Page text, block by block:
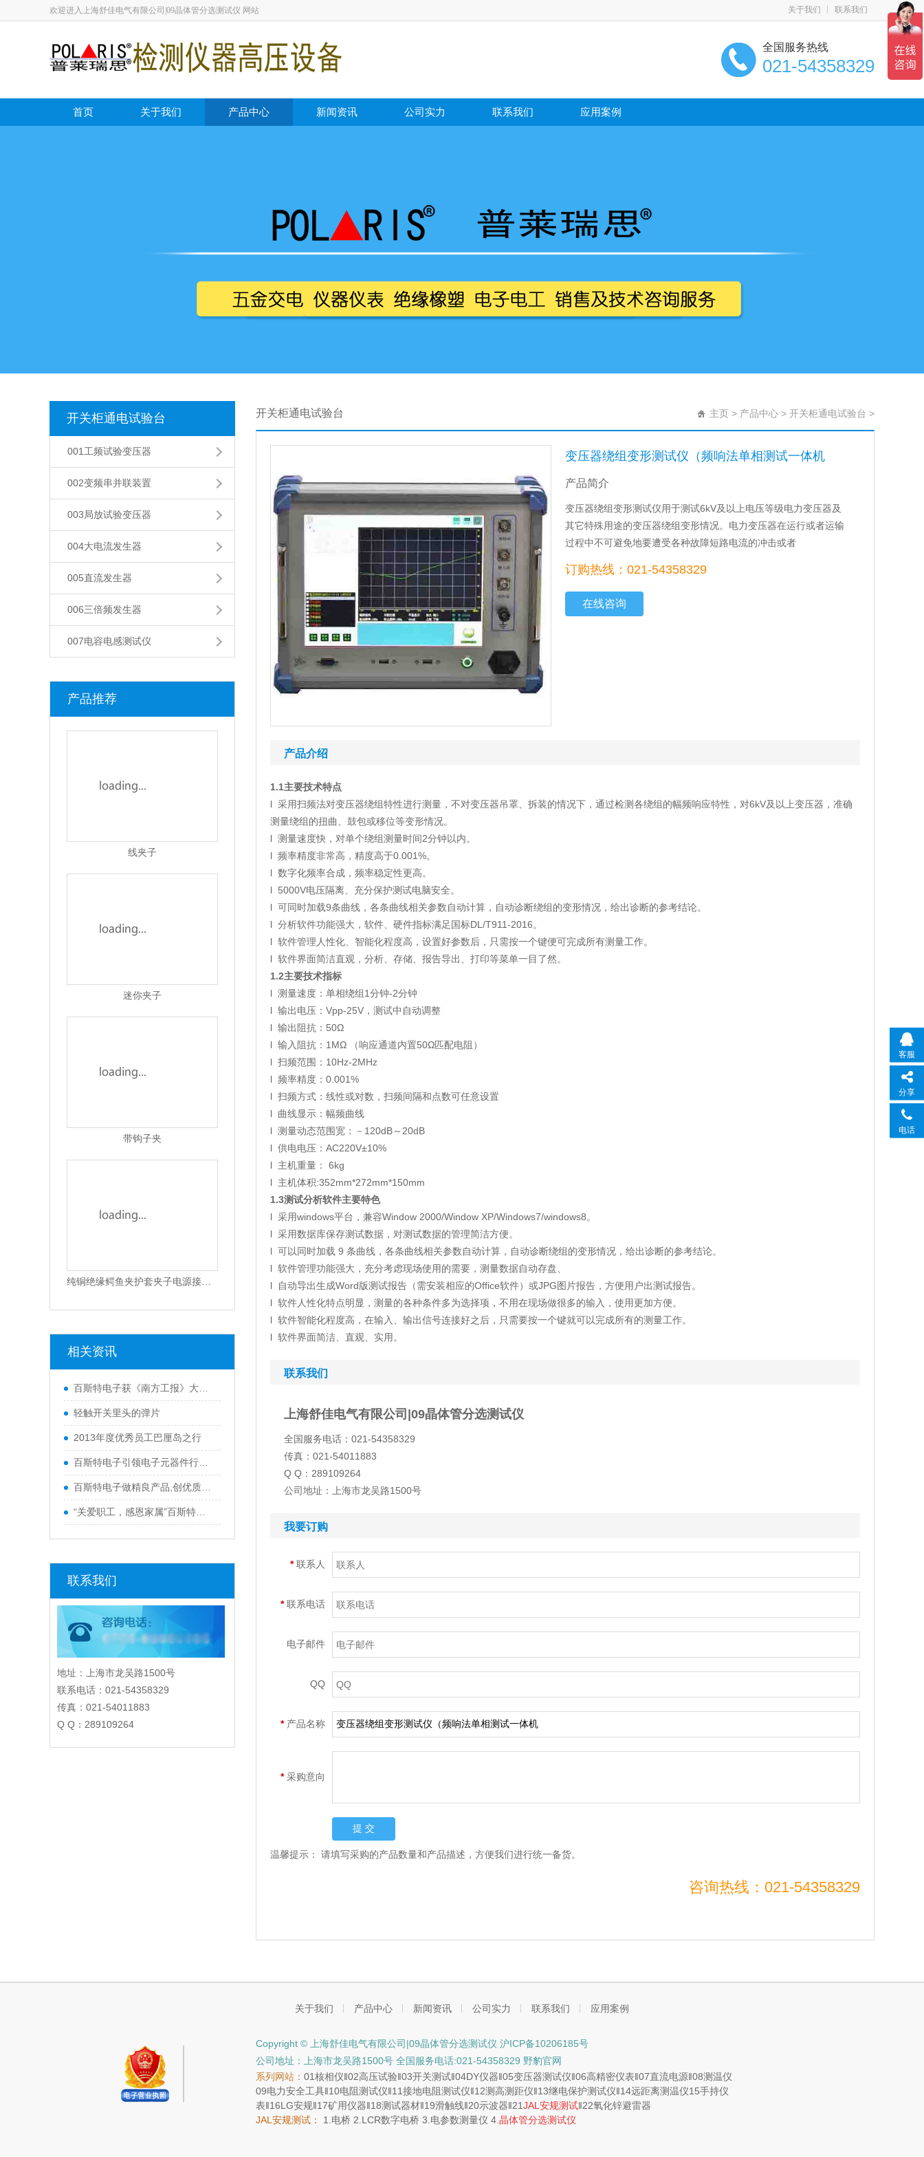
欢迎进入上海舒佳电气有限公司|09晶体管分选测试仪 网站 关于我们 联系我们
全国服务热线
021-54358329
首页 关于我们 产品中心 新闻资讯 公司实力 联系我们 应用案例
开关柜通电试验台
001工频试验变压器
002变频串并联装置
003局放试验变压器
004大电流发生器
005直流发生器
006三倍频发生器
007电容电感测试仪
产品推荐
百斯特电子做精良产品,创优质品牌
“关爱职工，感恩家属”百斯特优秀
联系我们
地址：上海市龙吴路1500号
传真：021-54011883
Q Q：289109264
开关柜通电试验台 主页 > 产品中心 > 开关柜通电试验台 >
变压器绕组变形测试仪（频响法单相测试一体机
产品简介
变压器绕组变形测试仪用于测试6kV及以上电压等级电力变压器及
其它特殊用途的变压器绕组变形情况。电力变压器在运行或者运输
过程中不可避免地要遭受各种故障短路电流的冲击或者
订购热线：021-54358329
在线咨询
产品介绍
1.1主要技术特点
l 采用扫频法对变压器绕组特性进行测量，不对变压器吊罩、拆装的情况下，通过检测各绕组的幅频响应特性，对6kV及以上变压器，准确
测量绕组的扭曲、鼓包或移位等变形情况。
l 测量速度快，对单个绕组测量时间2分钟以内。
l 频率精度非常高，精度高于0.001%。
l 数字化频率合成，频率稳定性更高。
l 5000V电压隔离、充分保护测试电脑安全。
l 可同时加载9条曲线，各条曲线相关参数自动计算，自动诊断绕组的变形情况，给出诊断的参考结论。
l 分析软件功能强大，软件、硬件指标满足国标DL/T911-2016。
l 软件管理人性化、智能化程度高，设置好参数后，只需按一个键便可完成所有测量工作。
l 软件界面简洁直观，分析、存储、报告导出、打印等菜单一目了然。
1.2主要技术指标
l 测量速度：单相绕组1分钟-2分钟
l 输出电压：Vpp-25V，测试中自动调整
l 输出阻抗：50Ω
l 输入阻抗：1MΩ （响应通道内置50Ω匹配电阻）
l 扫频范围：10Hz-2MHz
l 频率精度：0.001%
l 扫频方式：线性或对数，扫频间隔和点数可任意设置
l 曲线显示：幅频曲线
l 测量动态范围宽：－120dB～20dB
l 供电电压：AC220V±10%
l 主机重量： 6kg
l 主机体积:352mm*272mm*150mm
1.3测试分析软件主要特色
l 采用windows平台，兼容Window 2000/Window XP/Windows7/windows8。
l 采用数据库保存测试数据，对测试数据的管理简洁方便。
l 可以同时加载 9 条曲线，各条曲线相关参数自动计算，自动诊断绕组的变形情况，给出诊断的参考结论。
l 软件管理功能强大，充分考虑现场使用的需要，测量数据自动存盘、
l 自动导出生成Word版测试报告（需安装相应的Office软件）或JPG图片报告，方便用户出测试报告。
l 软件人性化特点明显，测量的各种条件多为选择项，不用在现场做很多的输入，使用更加方便。
l 软件智能化程度高，在输入、输出信号连接好之后，只需要按一个键就可以完成所有的测量工作。
l 软件界面简洁、直观、实用。
联系我们
上海舒佳电气有限公司|09晶体管分选测试仪
全国服务电话：021-54358329
传真：021-54011883
Q Q：289109264
公司地址：上海市龙吴路1500号
我要订购
*联系人
联系电话
电子邮件
QQ
关于我们 产品中心 新闻资讯 公司实力 联系我们
Copyright © 上海舒佳电气有限公司|09晶体管分选测试仪沪ICP备10206185号
公司地址：上海市龙吴路1500号 全国服务电话:021-54358329 野豹官网
系列网站：01核相仪‖02高压试验‖03开关测试‖04DY仪器‖05变压器测试仪‖06高精密仪表‖07直流电源
09电力安全工具‖10电阻测试仪‖11接地电阻测试仪‖12测高测距仪‖13继电保护测试仪
客服
分享
电话